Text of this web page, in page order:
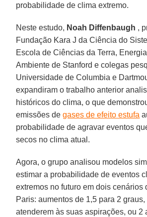
probabilidade de clima extremo.
Neste estudo, Noah Diffenbaugh ,
Fundação Kara J da Ciência do
Escola de Ciências da Terra,
Ambiente de Stanford e colegas
Universidade de Columbia e
expandiram o trabalho anterior
históricos do clima, o que
emissões degases de efeito estufa
probabilidade de agravar eventos
secos no clima atual.
Agora, o grupo analisou modelos
estimar a probabilidade de eventos
extremos no futuro em dois cenários
Paris: aumentos de 1,5 para 2
atenderem às suas aspirações, ou 2